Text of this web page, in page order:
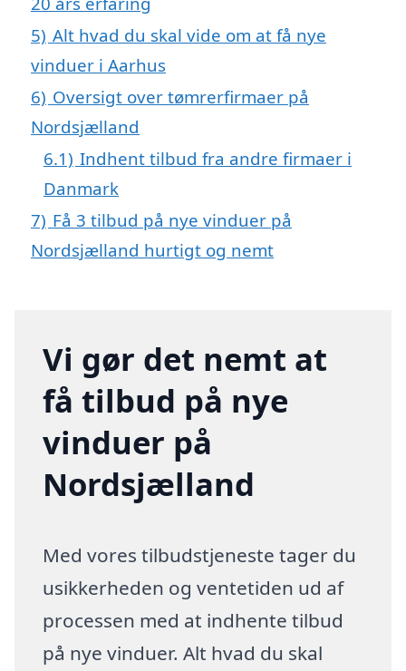
5) Alt hvad du skal vide om at få nye
vinduer i Aarhus
6) Oversigt over tømrerfirmaer på
Nordsjælland
6.1) Indhent tilbud fra andre firmaer i
Danmark
7) Få 3 tilbud på nye vinduer på
Nordsjælland hurtigt og nemt
Vi gør det nemt at
få tilbud på nye
vinduer på
Nordsjælland
Med vores tilbudstjeneste tager du
usikkerheden og ventetiden ud af
processen med at indhente tilbud
på nye vinduer. Alt hvad du skal